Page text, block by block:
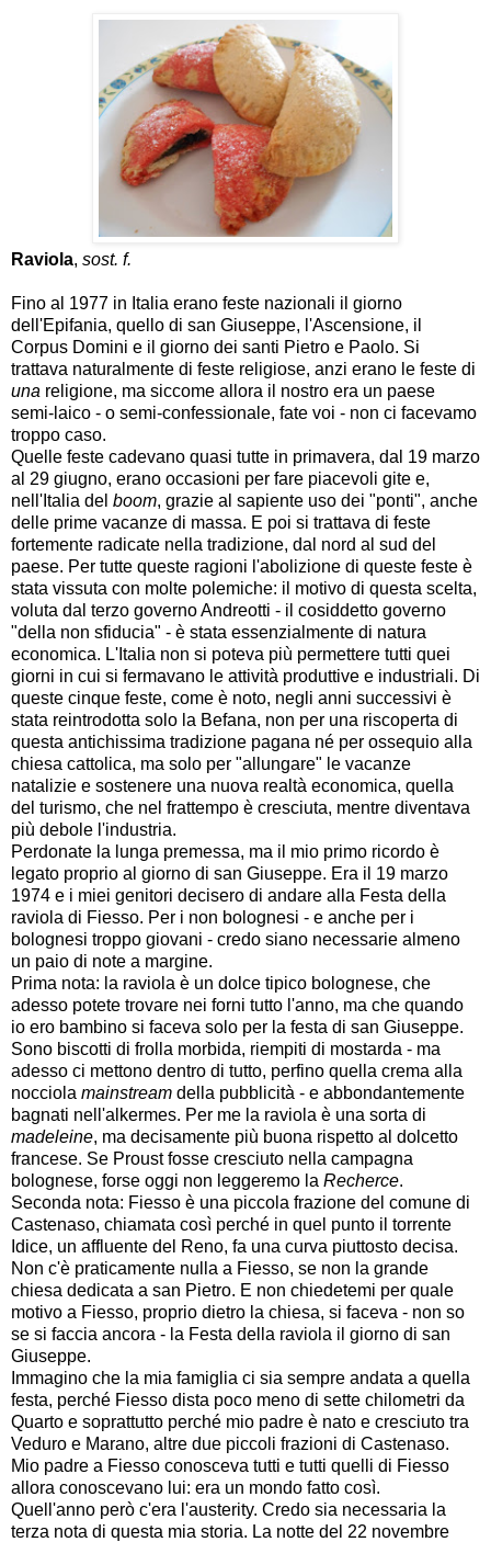
Raviola, sost. f.
Fino al 1977 in Italia erano feste nazionali il giorno
dell'Epifania, quello di san Giuseppe, l'Ascensione, il
Corpus Domini e il giorno dei santi Pietro e Paolo. Si
trattava naturalmente di feste religiose, anzi erano le feste di
una religione, ma siccome allora il nostro era un paese
semi-laico - o semi-confessionale, fate voi - non ci facevamo
troppo caso.
Quelle feste cadevano quasi tutte in primavera, dal 19 marzo
al 29 giugno, erano occasioni per fare piacevoli gite e,
nell'Italia del boom, grazie al sapiente uso dei "ponti", anche
delle prime vacanze di massa. E poi si trattava di feste
fortemente radicate nella tradizione, dal nord al sud del
paese. Per tutte queste ragioni l'abolizione di queste feste è
stata vissuta con molte polemiche: il motivo di questa scelta,
voluta dal terzo governo Andreotti - il cosiddetto governo
"della non sfiducia" - è stata essenzialmente di natura
economica. L'Italia non si poteva più permettere tutti quei
giorni in cui si fermavano le attività produttive e industriali. Di
queste cinque feste, come è noto, negli anni successivi è
stata reintrodotta solo la Befana, non per una riscoperta di
questa antichissima tradizione pagana né per ossequio alla
chiesa cattolica, ma solo per "allungare" le vacanze
natalizie e sostenere una nuova realtà economica, quella
del turismo, che nel frattempo è cresciuta, mentre diventava
più debole l'industria.
Perdonate la lunga premessa, ma il mio primo ricordo è
legato proprio al giorno di san Giuseppe. Era il 19 marzo
1974 e i miei genitori decisero di andare alla Festa della
raviola di Fiesso. Per i non bolognesi - e anche per i
bolognesi troppo giovani - credo siano necessarie almeno
un paio di note a margine.
Prima nota: la raviola è un dolce tipico bolognese, che
adesso potete trovare nei forni tutto l'anno, ma che quando
io ero bambino si faceva solo per la festa di san Giuseppe.
Sono biscotti di frolla morbida, riempiti di mostarda - ma
adesso ci mettono dentro di tutto, perfino quella crema alla
nocciola mainstream della pubblicità - e abbondantemente
bagnati nell'alkermes. Per me la raviola è una sorta di
madeleine, ma decisamente più buona rispetto al dolcetto
francese. Se Proust fosse cresciuto nella campagna
bolognese, forse oggi non leggeremo la Recherce.
Seconda nota: Fiesso è una piccola frazione del comune di
Castenaso, chiamata così perché in quel punto il torrente
Idice, un affluente del Reno, fa una curva piuttosto decisa.
Non c'è praticamente nulla a Fiesso, se non la grande
chiesa dedicata a san Pietro. E non chiedetemi per quale
motivo a Fiesso, proprio dietro la chiesa, si faceva - non so
se si faccia ancora - la Festa della raviola il giorno di san
Giuseppe.
Immagino che la mia famiglia ci sia sempre andata a quella
festa, perché Fiesso dista poco meno di sette chilometri da
Quarto e soprattutto perché mio padre è nato e cresciuto tra
Veduro e Marano, altre due piccoli frazioni di Castenaso.
Mio padre a Fiesso conosceva tutti e tutti quelli di Fiesso
allora conoscevano lui: era un mondo fatto così.
Quell'anno però c'era l'austerity. Credo sia necessaria la
terza nota di questa mia storia. La notte del 22 novembre